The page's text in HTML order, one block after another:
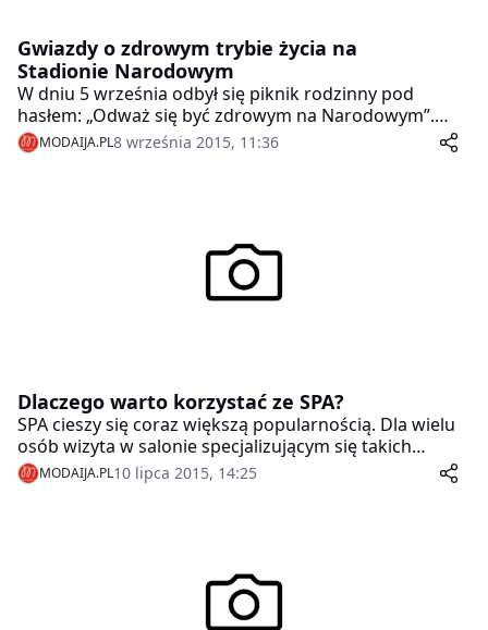
Gwiazdy o zdrowym trybie życia na
Stadionie Narodowym
W dniu 5 września odbył się piknik rodzinny pod
hasłem: „Odważ się być zdrowym na Narodowym”.
Ideą było krzewienie profilaktyki otyłości wśród dzieci i
młodzieży.
MODAIJA.PL8 września 2015, 11:36
Dlaczego warto korzystać ze SPA?
SPA cieszy się coraz większą popularnością. Dla wielu
osób wizyta w salonie specjalizującym się takich
zabiegach jest przede wszystkim sposobem na
przyjemne spędzenie wolnego czasu. Warto jednak
MODAIJA.PL10 lipca 2015, 14:25